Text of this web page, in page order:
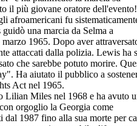
il più giovane oratore
afroamericani fu
una marcia da Selma a
1965. Dopo aver
attaccati dalla polizia. Lewis ha
che sarebbe potuto morire.
Ha aiutato il pubblico a
Act nel 1965.
Lilian Miles nel 1968 e ha avuto
orgoglio la Georgia come
dal 1987 fino alla sua morte per